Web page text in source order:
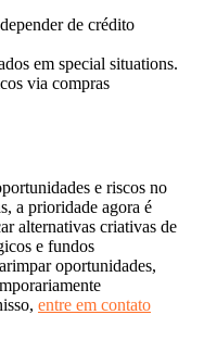
de crédito
em special situations.
via compras
e riscos no
a prioridade agora é
alternativas criativas de
e fundos
oportunidades,
entre em contato